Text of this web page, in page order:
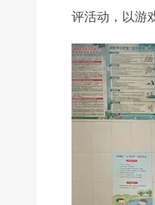
评活动，以游